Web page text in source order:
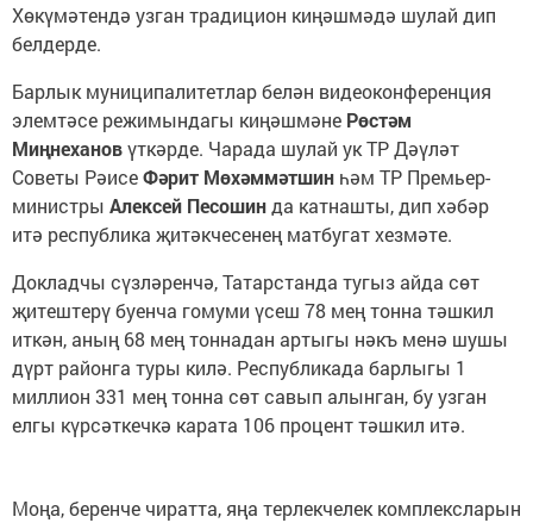
Хөкүмәтендә узган традицион киңәшмәдә шулай дип
белдерде.
Барлык муниципалитетлар белән видеоконференция
элемтәсе режимындагы киңәшмәне Рөстәм
Миңнехановүткәрде. Чарада шулай ук ТР Дәүләт
Советы РәисеФәрит Мөхәммәтшин һәм ТР Премьер-
министры Алексей Песошинда катнашты, дип хәбәр
итә республика җитәкчесенең матбугат хезмәте.
Докладчы сүзләренчә, Татарстанда тугыз айда сөт
җитештерү буенча гомуми үсеш 78 мең тонна тәшкил
иткән, аның 68 мең тоннадан артыгы нәкъ менә шушы
дүрт районга туры килә. Республикада барлыгы 1
миллион 331 мең тонна сөт савып алынган, бу узган
елгы күрсәткечкә карата 106 процент тәшкил итә.
Моңа, беренче чиратта, яңа терлекчелек комплексларын